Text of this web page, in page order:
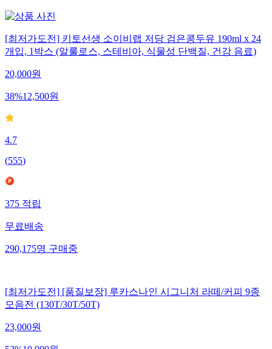
[최저가도전] 키토선생 소이비랩 저당 검은콩두유 190ml x 24
개입, 1박스 (알룰로스, 스테비아, 식물성 단백질, 건강 음료)
20,000원
38%12,500원
4.7
(555)
375 적립
무료배송
290,175명 구매중
[최저가도전] [품질보장] 루카스나인 시그니처 라떼/커피 9종
모음전 (130T/30T/50T)
23,000원